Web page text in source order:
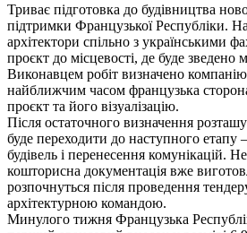
Триває підготовка до будівництва
підтримки Французької Республіки.
архітектори спільно з українськими
проєкт до місцевості, де буде зведено
Виконавцем робіт визначено
найближчим часом французька
проєкт та його візуалізацію.
Після остаточного визначення
буде переходити до наступного етапу
будівель і перенесення комунікацій.
кошторисна документація вже
розпочнуться після проведення
архітектурною командою.
Минулого тижня Французька